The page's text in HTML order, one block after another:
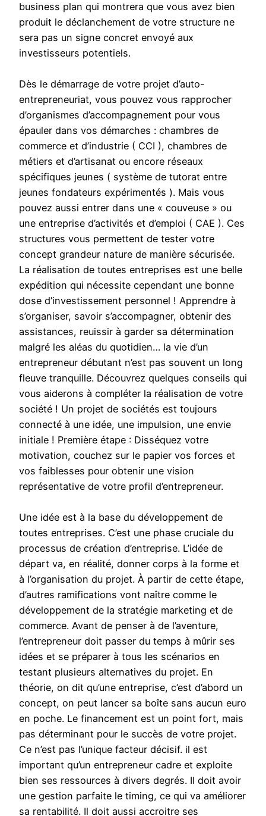
business plan qui montrera que vous avez bien
produit le déclanchement de votre structure ne
sera pas un signe concret envoyé aux
investisseurs potentiels.
Dès le démarrage de votre projet d’auto-
entrepreneuriat, vous pouvez vous rapprocher
d’organismes d’accompagnement pour vous
épauler dans vos démarches : chambres de
commerce et d’industrie ( CCI ), chambres de
métiers et d’artisanat ou encore réseaux
spécifiques jeunes ( système de tutorat entre
jeunes fondateurs expérimentés ). Mais vous
pouvez aussi entrer dans une « couveuse » ou
une entreprise d’activités et d’emploi ( CAE ). Ces
structures vous permettent de tester votre
concept grandeur nature de manière sécurisée.
La réalisation de toutes entreprises est une belle
expédition qui nécessite cependant une bonne
dose d’investissement personnel ! Apprendre à
s’organiser, savoir s’accompagner, obtenir des
assistances, reuissir à garder sa détermination
malgré les aléas du quotidien… la vie d’un
entrepreneur débutant n’est pas souvent un long
fleuve tranquille. Découvrez quelques conseils qui
vous aiderons à compléter la réalisation de votre
société ! Un projet de sociétés est toujours
connecté à une idée, une impulsion, une envie
initiale ! Première étape : Disséquez votre
motivation, couchez sur le papier vos forces et
vos faiblesses pour obtenir une vision
représentative de votre profil d’entrepreneur.
Une idée est à la base du développement de
toutes entreprises. C’est une phase cruciale du
processus de création d’entreprise. L’idée de
départ va, en réalité, donner corps à la forme et
à l’organisation du projet. À partir de cette étape,
d’autres ramifications vont naître comme le
développement de la stratégie marketing et de
commerce. Avant de penser à de l’aventure,
l’entrepreneur doit passer du temps à mûrir ses
idées et se préparer à tous les scénarios en
testant plusieurs alternatives du projet. En
théorie, on dit qu’une entreprise, c’est d’abord un
concept, on peut lancer sa boîte sans aucun euro
en poche. Le financement est un point fort, mais
pas déterminant pour le succès de votre projet.
Ce n’est pas l’unique facteur décisif. il est
important qu’un entrepreneur cadre et exploite
bien ses ressources à divers degrés. Il doit avoir
une gestion parfaite le timing, ce qui va améliorer
sa rentabilité. Il doit aussi accroitre ses